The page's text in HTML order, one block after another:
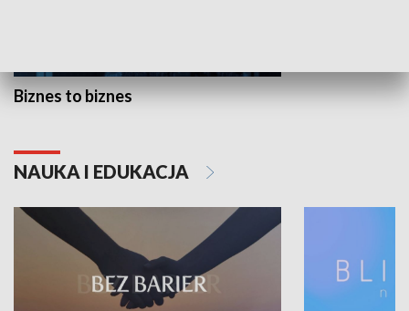
Biznes to biznes
NAUKA I EDUKACJA